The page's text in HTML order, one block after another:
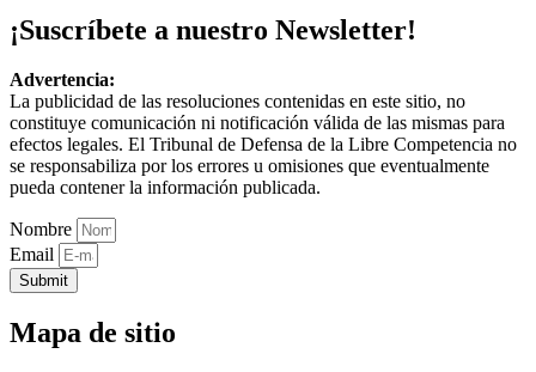
¡Suscríbete a nuestro Newsletter!
Advertencia:
La publicidad de las resoluciones contenidas en este sitio, no
constituye comunicación ni notificación válida de las mismas para
efectos legales. El Tribunal de Defensa de la Libre Competencia no
se responsabiliza por los errores u omisiones que eventualmente
pueda contener la información publicada.
Nombre
Email
Submit
Mapa de sitio